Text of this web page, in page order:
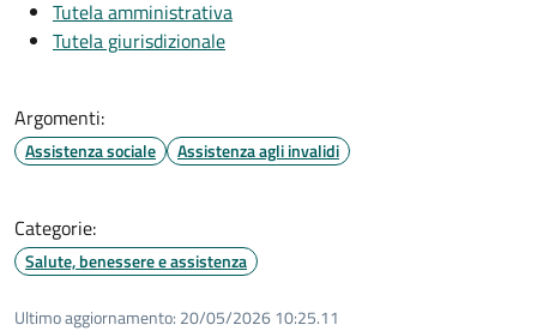
Tutela amministrativa
Tutela giurisdizionale
Argomenti:
Assistenza sociale Assistenza agli invalidi
Categorie:
Salute, benessere e assistenza
Ultimo aggiornamento: 20/05/2026 10:25.11